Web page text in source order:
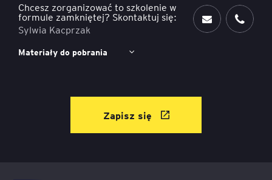
Chcesz zorganizować to szkolenie w
formule zamkniętej? Skontaktuj się:
Sylwia Kacprzak
Materiały do pobrania
Zapisz się